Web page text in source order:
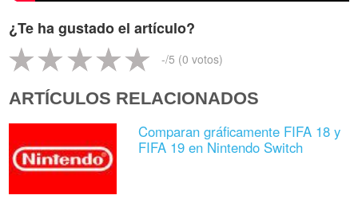
¿Te ha gustado el artículo?
-/5 (0 votos)
ARTÍCULOS RELACIONADOS
Comparan gráficamente FIFA 18 y
FIFA 19 en Nintendo Switch